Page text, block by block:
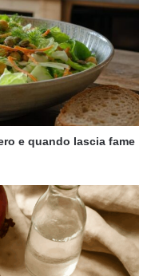
e quando lascia fame